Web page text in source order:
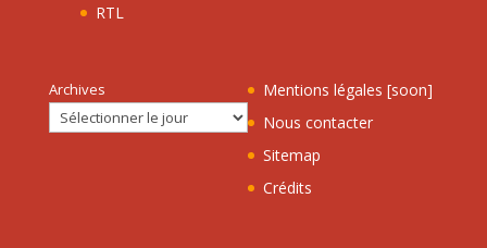
RTL
Archives
Mentions légales [soon]
Nous contacter
Sitemap
Crédits